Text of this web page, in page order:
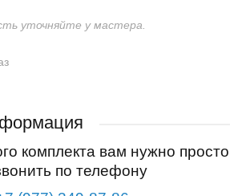
уточняйте у мастера.
комплекта вам нужно просто
по телефону